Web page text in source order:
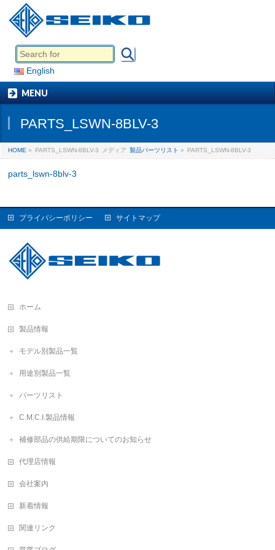
English
MENU
PARTS_LSWN-8BLV-3
HOME » PARTS_LSWN-8BLV-3 メディア 製品パーツリスト » PARTS_LSWN-8BLV-3
parts_lswn-8blv-3
プライバシーポリシー サイトマップ
ホーム
製品情報
モデル別製品一覧
用途別製品一覧
パーツリスト
C.M.C.I.製品情報
補修部品の供給期限についてのお知らせ
代理店情報
会社案内
新着情報
関連リンク